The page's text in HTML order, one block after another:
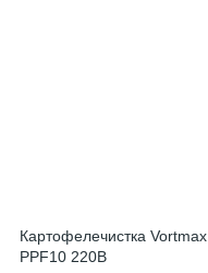
Картофелечистка Vortmax
PPF10 220В